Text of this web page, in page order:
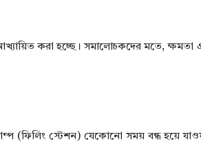
করা হচ্ছে। সমালোচকদের মতে,
(ফিলিং স্টেশন) যেকোনো সময় বন্ধ হয়ে